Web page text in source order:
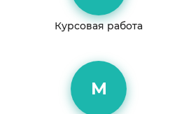
Курсовая работа
М